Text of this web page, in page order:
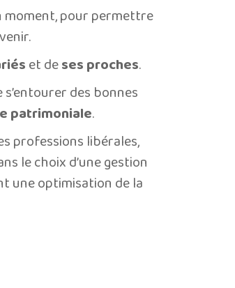
moment, pour permettre
et deses proches.
des bonnes
patrimoniale.
professions libérales,
le choix d’une gestion
une optimisation de la